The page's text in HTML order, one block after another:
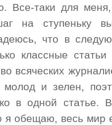
Все-таки для
на ступеньку
что в
классные
всяческих
и зелен,
в одной статье.
я обещаю, весь мир